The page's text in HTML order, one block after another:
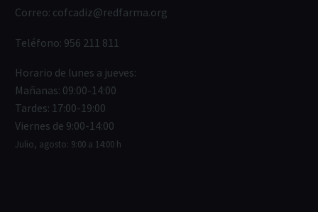
Correo: cofcadiz@redfarma.org
Teléfono: 956 211 811
Horario de lunes a jueves:
Mañanas: 09:00-14:00
Tardes: 17:00-19:00
Viernes de 9:00-14:00
Julio, agosto: 9:00 a 14:00 h